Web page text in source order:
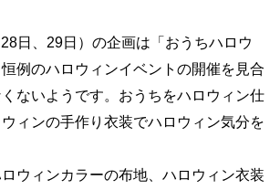
日、29日）の企画は「おうちハロウ
例のハロウィンイベントの開催を見合
ないようです。おうちをハロウィン仕
ィンの手作り衣装でハロウィン気分を
ウィンカラーの布地、ハロウィン衣装